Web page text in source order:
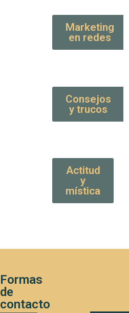
Marketing
en redes
Consejos
y trucos
Actitud
y
mística
Formas
de
contacto